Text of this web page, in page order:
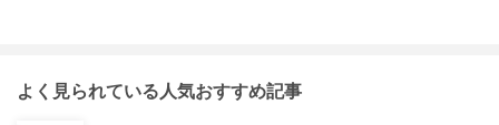
よく見られている人気おすすめ記事